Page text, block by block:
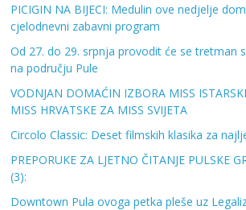
PICIGIN NA BIJECI: Medulin ove nedjelje
cjelodnevni zabavni program
Od 27. do 29. srpnja provodit će se tretman
na području Pule
VODNJAN DOMAĆIN IZBORA MISS
MISS HRVATSKE ZA MISS SVIJETA
Circolo Classic: Deset filmskih klasika za
PREPORUKE ZA LJETNO ČITANJE PULSKE
(3):
Downtown Pula ovoga petka pleše uz